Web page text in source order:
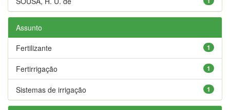
Assunto
1
Fertilizante
1
Fertirrigação
1
Sistemas de irrigação